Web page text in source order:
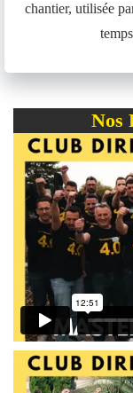
chantier, utilisée
Nos